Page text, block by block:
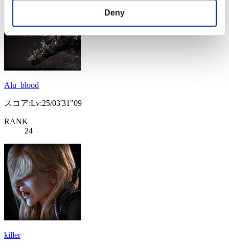
Deny
Alu_blood
スコア:Lv:25/03'31"09
RANK
24
killer